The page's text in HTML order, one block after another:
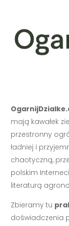
mają kawałek
przestronny
ładniej i
chaotyczną,
polskim
literaturą
Zbieramy tu
doświadczenia